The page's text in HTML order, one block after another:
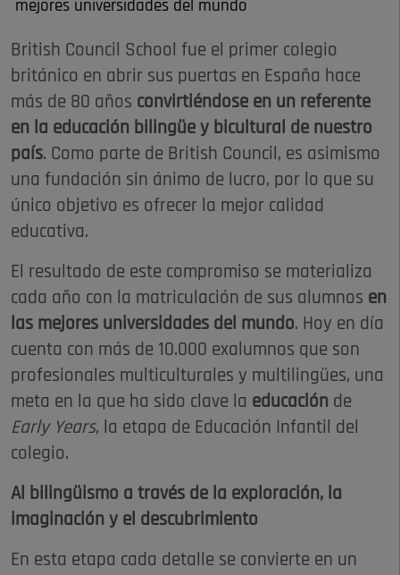
mejores universidades del mundo
British Council School fue el primer colegio
británico en abrir sus puertas en España hace
más de 80 años convirtiéndose en un referente
en la educación bilingüe y bicultural de nuestro
país. Como parte de British Council, es asimismo
una fundación sin ánimo de lucro, por lo que su
único objetivo es ofrecer la mejor calidad
educativa.
El resultado de este compromiso se materializa
cada año con la matriculación de sus alumnos en
las mejores universidades del mundo. Hoy en día
cuenta con más de 10.000 exalumnos que son
profesionales multiculturales y multilingües, una
meta en la que ha sido clave la educación de
Early Years, la etapa de Educación Infantil del
colegio.
Al bilingüismo a través de la exploración, la
imaginación y el descubrimiento
En esta etapa cada detalle se convierte en un